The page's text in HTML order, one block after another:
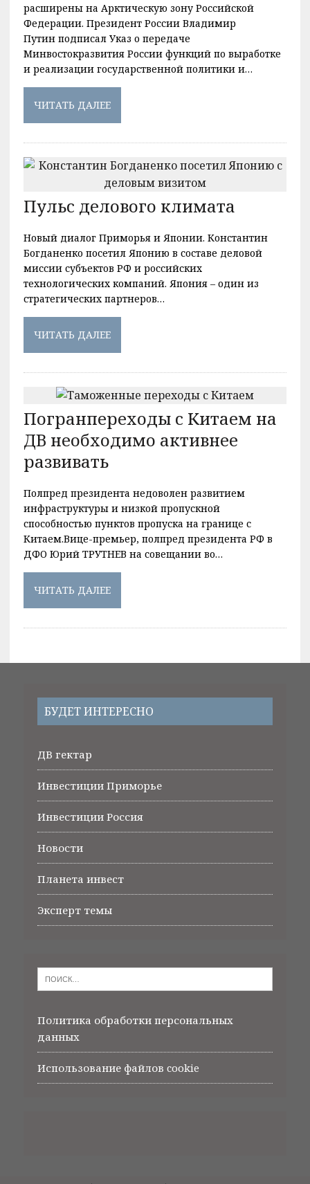
расширены на Арктическую зону Российской
Федерации. Президент России Владимир
Путин подписал Указ о передаче
Минвостокразвития России функций по выработке
и реализации государственной политики и…
ЧИТАТЬ ДАЛЕЕ
Пульс делового климата
Новый диалог Приморья и Японии. Константин
Богданенко посетил Японию в составе деловой
миссии субъектов РФ и российских
технологических компаний. Япония – один из
стратегических партнеров…
ЧИТАТЬ ДАЛЕЕ
Погранпереходы с Китаем на
ДВ необходимо активнее
развивать
Полпред президента недоволен развитием
инфраструктуры и низкой пропускной
способностью пунктов пропуска на границе с
Китаем.Вице-премьер, полпред президента РФ в
ДФО Юрий ТРУТНЕВ на совещании во…
ЧИТАТЬ ДАЛЕЕ
БУДЕТ ИНТЕРЕСНО
ДВ гектар
Инвестиции Приморье
Инвестиции Россия
Новости
Планета инвест
Эксперт темы
Политика обработки персональных
данных
Использование файлов cookie